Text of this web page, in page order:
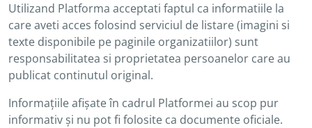
Utilizand Platforma acceptati faptul ca informatiile la
care aveti acces folosind serviciul de listare (imagini si
texte disponibile pe paginile organizatiilor) sunt
responsabilitatea si proprietatea persoanelor care au
publicat continutul original.
Informațiile afișate în cadrul Platformei au scop pur
informativ și nu pot fi folosite ca documente oficiale.